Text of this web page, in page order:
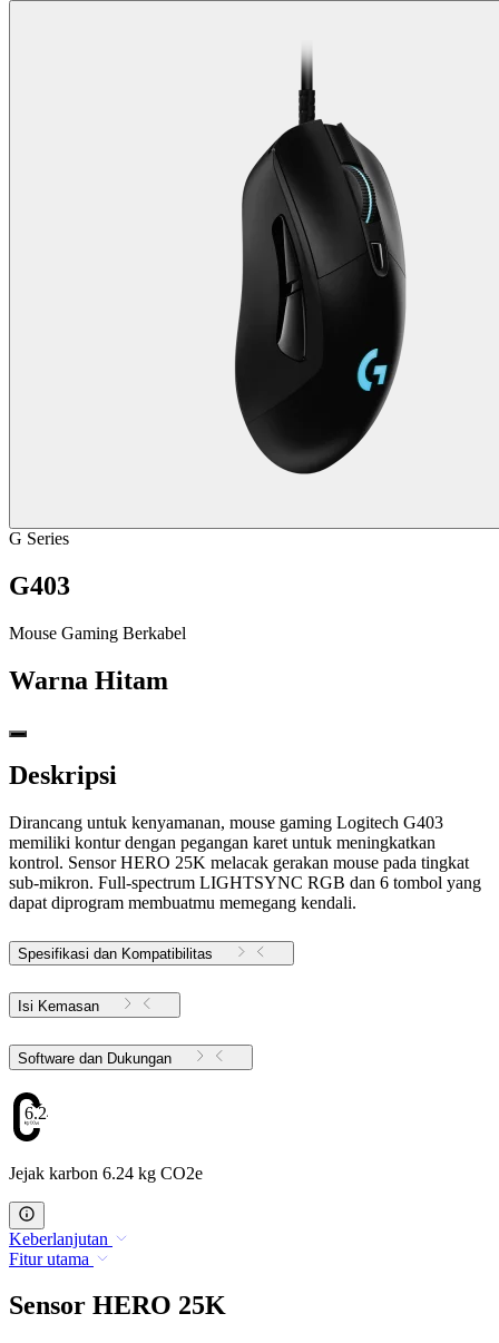
G Series
G403
Mouse Gaming Berkabel
Warna Hitam
Deskripsi
Dirancang untuk kenyamanan, mouse gaming Logitech G403
memiliki kontur dengan pegangan karet untuk meningkatkan
kontrol. Sensor HERO 25K melacak gerakan mouse pada tingkat
sub-mikron. Full-spectrum LIGHTSYNC RGB dan 6 tombol yang
dapat diprogram membuatmu memegang kendali.
Spesifikasi dan Kompatibilitas
Isi Kemasan
Software dan Dukungan
6.24
Jejak karbon 6.24 kg CO2e
Keberlanjutan
Fitur utama
Sensor HERO 25K